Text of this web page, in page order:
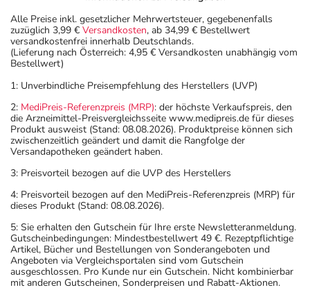
Abhängigkeit führen und bei Absetzen können
Entzugserscheinungen auftreten.
- Vorsicht: Bei regelmäßiger Einnahme kann es zu einer
psychischen Abhängigkeit kommen.
- Vorsicht: Vermeiden Sie die Einnahme von Alkohol.
Typ (z.B. Morphin)!
- Vorsicht bei einer Unverträglichkeit gegenüber Lactose.
Wenn Sie eine Diabetes-Diät einhalten müssen, sollten
- Es kann Arzneimittel geben, mit denen
Wechselwirkungen auftreten. Sie sollten deswegen
generell vor der Behandlung mit einem neuen
Arzneimittel jedes andere, das Sie bereits anwenden,
dem Arzt oder Apotheker angeben. Das gilt auch für
Arzneimittel, die Sie selbst kaufen, nur gelegentlich
anwenden oder deren Anwendung schon einige Zeit
Alle Preise inkl. gesetzlicher Mehrwertsteuer, gegebenenfalls
zuzüglich 3,99 € Versandkosten, ab 34,99 € Bestellwert
versandkostenfrei innerhalb Deutschlands.
(Lieferung nach Österreich: 4,95 € Versandkosten unabhängig vom
Bestellwert)
1: Unverbindliche Preisempfehlung des Herstellers (UVP)
2: MediPreis-Referenzpreis (MRP): der höchste Verkaufspreis, den
die Arzneimittel-Preisvergleichsseite www.medipreis.de für dieses
Produkt ausweist (Stand: 08.08.2026). Produktpreise können sich
zwischenzeitlich geändert und damit die Rangfolge der
Versandapotheken geändert haben.
3: Preisvorteil bezogen auf die UVP des Herstellers
4: Preisvorteil bezogen auf den MediPreis-Referenzpreis (MRP) für
dieses Produkt (Stand: 08.08.2026).
5: Sie erhalten den Gutschein für Ihre erste Newsletteranmeldung.
Gutscheinbedingungen: Mindestbestellwert 49 €. Rezeptpflichtige
Artikel, Bücher und Bestellungen von Sonderangeboten und
Angeboten via Vergleichsportalen sind vom Gutschein
ausgeschlossen. Pro Kunde nur ein Gutschein. Nicht kombinierbar
mit anderen Gutscheinen, Sonderpreisen und Rabatt-Aktionen.